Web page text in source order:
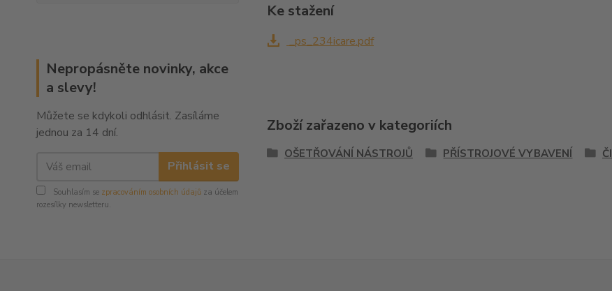
Nepropásněte novinky, akce
a slevy!
Můžete se kdykoli odhlásit. Zasíláme
jednou za 14 dní.
Přihlásit se
Souhlasím se zpracováním osobních údajů za účelem
rozesílky newsletteru.
Ke stažení
_ps_234icare.pdf
Zboží zařazeno v kategoriích
OŠETŘOVÁNÍ NÁSTROJŮ PŘÍSTROJOVÉ VYBAVENÍ